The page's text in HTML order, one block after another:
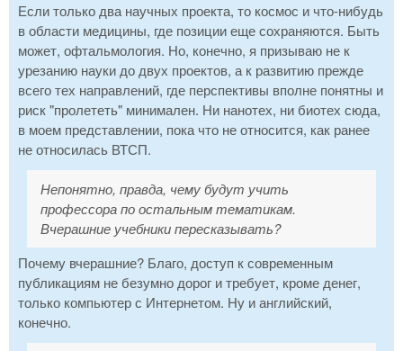
Если только два научных проекта, то космос и что-нибудь
в области медицины, где позиции еще сохраняются. Быть
может, офтальмология. Но, конечно, я призываю не к
урезанию науки до двух проектов, а к развитию прежде
всего тех направлений, где перспективы вполне понятны и
риск "пролететь" минимален. Ни нанотех, ни биотех сюда,
в моем представлении, пока что не относится, как ранее
не относилась ВТСП.
Непонятно, правда, чему будут учить
профессора по остальным тематикам.
Вчерашние учебники пересказывать?
Почему вчерашние? Благо, доступ к современным
публикациям не безумно дорог и требует, кроме денег,
только компьютер с Интернетом. Ну и английский,
конечно.